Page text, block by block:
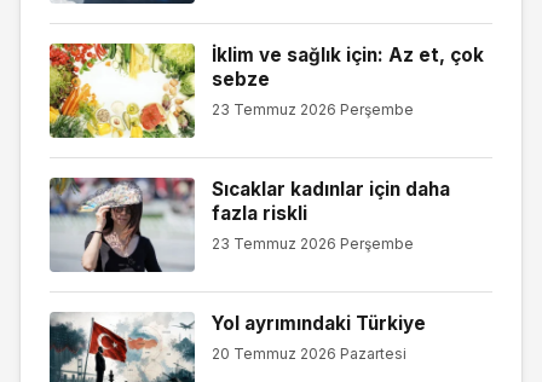
İklim ve sağlık için: Az et, çok
sebze
23 Temmuz 2026 Perşembe
Sıcaklar kadınlar için daha
fazla riskli
23 Temmuz 2026 Perşembe
Yol ayrımındaki Türkiye
20 Temmuz 2026 Pazartesi